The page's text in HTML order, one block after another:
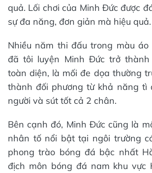
quả. Lối chơi của Minh Đức được
sự đa năng, đơn giản mà hiệu quả.
Nhiều năm thi đấu trong màu áo
đã tôi luyện Minh Đức trở
toàn diện, là mối đe dọa thường
thành đối phương từ khả năng tì
người và sút tốt cả 2 chân.
Bên cạnh đó, Minh Đức cũng là
nhân tố nổi bật tại ngôi trường
phong trào bóng đá bậc nhất
địch môn bóng đá nam khu vực